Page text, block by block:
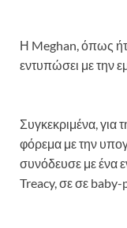
Η Meghan, όπως
εντυπώσει με την
Συγκεκριμένα, για
φόρεμα με την
συνόδευσε με ένα
Treacy, σε σε